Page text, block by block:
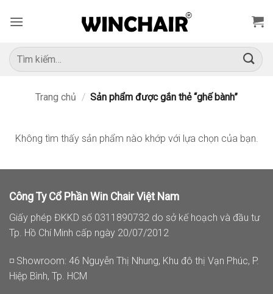
qua
dung
Tìm
kiếm:
Trang chủ / Sản phẩm được gắn thẻ “ghế bành”
Không tìm thấy sản phẩm nào khớp với lựa chọn của bạn.
Công Ty Cổ Phần Win Chair Việt Nam
Giấy phép ĐKKD số 0311890732 do sở kế hoạch và đầu tư
Tp. Hồ Chí Minh cấp ngày 20/07/2012
◽ Showroom: 46 Nguyễn Thị Nhung, Khu đô thị Vạn Phúc, P.
Hiệp Bình, Tp. HCM